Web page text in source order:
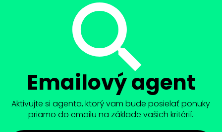
Emailový agent
Aktivujte si agenta, ktorý vam bude posielať ponuky
priamo do emailu na základe vašich kritérií.